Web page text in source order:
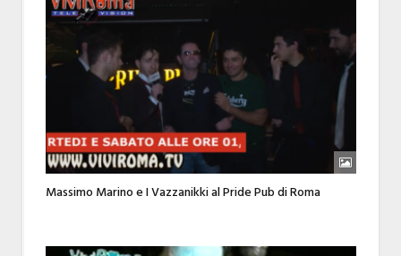
Massimo Marino e I Vazzanikki al Pride Pub di Roma